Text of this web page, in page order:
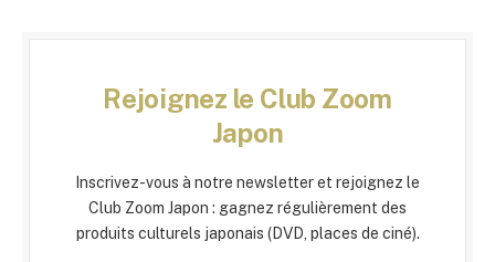
Rejoignez le Club Zoom
Japon
Inscrivez-vous à notre newsletter et rejoignez le
Club Zoom Japon : gagnez régulièrement des
produits culturels japonais (DVD, places de ciné).